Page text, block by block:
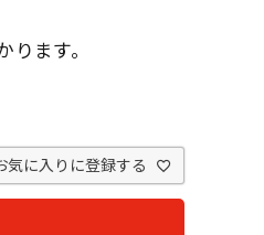
ます。
気に入りに登録する